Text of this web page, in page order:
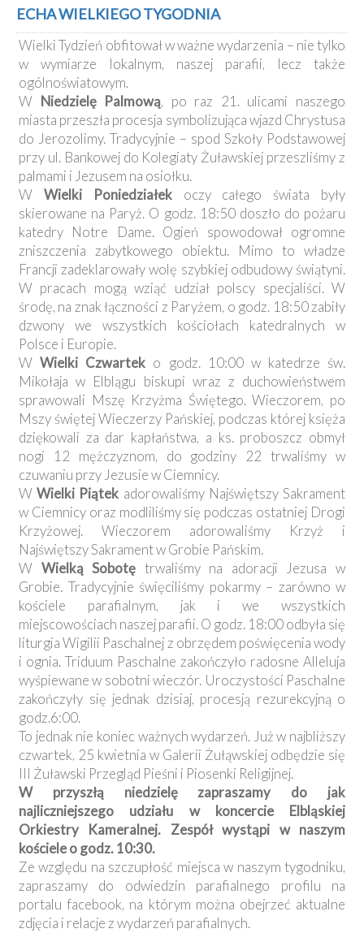
Kancelaria
Galeria
Dekanat
Nowy
Staw
Kapituła
Kolegiacka
Duszpasterze
Polecane
strony
Ochrona
Małoletnich
ECHA WIELKIEGO TYGODNIA
Wielki Tydzień obfitował w ważne wydarzenia – nie tylko
w wymiarze lokalnym, naszej parafii, lecz także
ogólnoświatowym.
W Niedzielę Palmową, po raz 21. ulicami naszego
miasta przeszła procesja symbolizująca wjazd Chrystusa
do Jerozolimy. Tradycyjnie – spod Szkoły Podstawowej
przy ul. Bankowej do Kolegiaty Żuławskiej przeszliśmy z
palmami i Jezusem na osiołku.
W Wielki Poniedziałekoczy całego świata były
skierowane na Paryż. O godz. 18:50 doszło do pożaru
katedry Notre Dame. Ogień spowodował ogromne
zniszczenia zabytkowego obiektu. Mimo to władze
Francji zadeklarowały wolę szybkiej odbudowy świątyni.
W pracach mogą wziąć udział polscy specjaliści. W
środę, na znak łączności z Paryżem, o godz. 18:50 zabiły
dzwony we wszystkich kościołach katedralnych w
Polsce i Europie.
WWielki Czwartek o godz. 10:00 w katedrze św.
Mikołaja w Elblągu biskupi wraz z duchowieństwem
sprawowali Mszę Krzyżma Świętego. Wieczorem, po
Mszy świętej Wieczerzy Pańskiej, podczas której księża
dziękowali za dar kapłaństwa, a ks. proboszcz obmył
nogi 12 mężczyznom, do godziny 22 trwaliśmy w
czuwaniu przy Jezusie w Ciemnicy.
WWielki Piątek adorowaliśmy Najświętszy Sakrament
w Ciemnicy oraz modliliśmy się podczas ostatniej Drogi
Krzyżowej. Wieczorem adorowaliśmy Krzyż i
Najświętszy Sakrament w Grobie Pańskim.
W Wielką Sobotę trwaliśmy na adoracji Jezusa w
Grobie. Tradycyjnie święciliśmy pokarmy – zarówno w
kościele parafialnym, jak i we wszystkich
miejscowościach naszej parafii. O godz. 18:00 odbyła się
liturgia Wigilii Paschalnej z obrzędem poświęcenia wody
i ognia. Triduum Paschalne zakończyło radosne Alleluja
wyśpiewane w sobotni wieczór. Uroczystości Paschalne
zakończyły się jednak dzisiaj, procesją rezurekcyjną o
godz.6:00.
To jednak nie koniec ważnych wydarzeń. Już w najbliższy
czwartek, 25 kwietnia w Galerii Żułąwskiej odbędzie się
III Żuławski Przegląd Pieśni i Piosenki Religijnej.
W przyszłą niedzielę zapraszamy do jak
najliczniejszego udziału w koncercie Elbląskiej
Orkiestry Kameralnej. Zespół wystąpi w naszym
kościele o godz. 10:30.
Ze względu na szczupłość miejsca w naszym tygodniku,
zapraszamy do odwiedzin parafialnego profilu na
portalu facebook, na którym można obejrzeć aktualne
zdjęcia i relacje z wydarzeń parafialnych.